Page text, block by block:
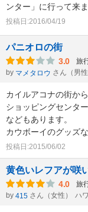
ンター」に行って来
投稿日:2016/04/19
パニオロの街
3.0 旅
by マメタロウ さん（男性
カイルアコナの街から
ショッピングセンタ
などもあります。
カウボーイのグッズ
投稿日:2015/06/02
黄色いレフアが咲
4.0 旅
by 415 さん（女性） ハ